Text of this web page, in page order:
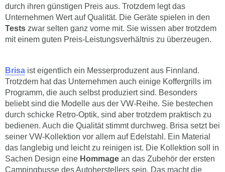
durch ihren günstigen Preis aus. Trotzdem legt das
Unternehmen Wert auf Qualität. Die Geräte spielen in den
Tests zwar selten ganz vorne mit. Sie wissen aber trotzdem
mit einem guten Preis-Leistungsverhältnis zu überzeugen.
Brisa ist eigentlich ein Messerproduzent aus Finnland.
Trotzdem hat das Unternehmen auch einige Koffergrills im
Programm, die auch selbst produziert sind. Besonders
beliebt sind die Modelle aus der VW-Reihe. Sie bestechen
durch schicke Retro-Optik, sind aber trotzdem praktisch zu
bedienen. Auch die Qualität stimmt durchweg. Brisa setzt bei
seiner VW-Kollektion vor allem auf Edelstahl. Ein Material
das langlebig und leicht zu reinigen ist. Die Kollektion soll in
Sachen Design eine Hommage an das Zubehör der ersten
Campingbusse des Autoherstellers sein. Das macht die